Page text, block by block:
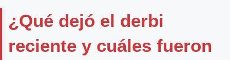
¿Qué dejó el derbi
reciente y cuáles fueron